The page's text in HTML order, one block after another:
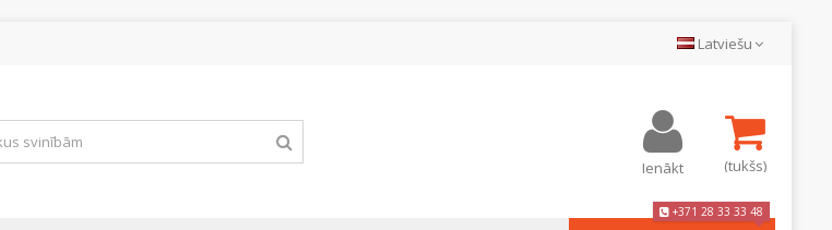
Latviešu
(tukšs)
Ienākt
+371 28 33 33 48